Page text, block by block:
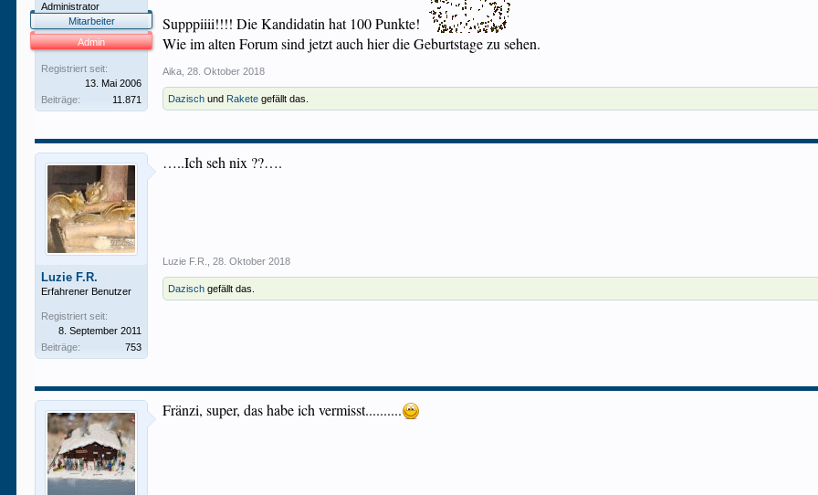
Administrator
Mitarbeiter
Admin
Registriert seit:
13. Mai 2006
Beiträge:
11.871
Supppiiii!!!! Die Kandidatin hat 100 Punkte!
Wie im alten Forum sind jetzt auch hier die Geburtstage zu sehen.
Aika 28. Oktober 2018
Dazisch und Rakete gefällt das.
Luzie F.R.
Erfahrener Benutzer
Registriert seit:
8. September 2011
Beiträge:
753
…..Ich seh nix ??….
Luzie F.R. 28. Oktober 2018
Dazisch gefällt das.
Fränzi, super, das habe ich vermisst..........